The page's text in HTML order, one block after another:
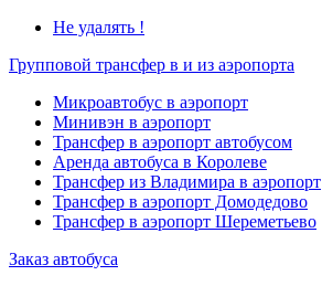
Не удалять !
Групповой трансфер в и из аэропорта
Микроавтобус в аэропорт
Минивэн в аэропорт
Трансфер в аэропорт автобусом
Аренда автобуса в Королеве
Трансфер из Владимира в аэропорт
Трансфер в аэропорт Домодедово
Трансфер в аэропорт Шереметьево
Заказ автобуса